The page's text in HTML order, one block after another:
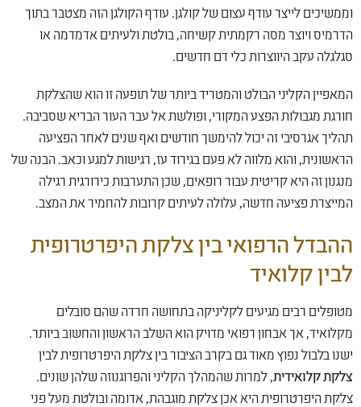
וממשיכים לייצר עודף עצום של קולגן. עודף הקולגן הזה מצטבר בתוך
הדרמיס ויוצר מסה רקמתית קשיחה, בולטת ולעיתים אדמדמה או
סגלגלה עקב היווצרות כלי דם חדשים.
המאפיין הקליני הבולט והמטריד ביותר של תופעה זו הוא שהצלקת
חורגת מגבולות הפצע המקורי, ופולשת אל עבר העור הבריא שסביבה.
תהליך אגרסיבי זה יכול להימשך חודשים ואף שנים לאחר הפציעה
הראשונית, והוא מלווה לא פעם בגירוד עז, רגישות למגע וכאב. הבנה של
מנגנון זה היא קריטית עבור רופאים, שכן התערבות כירורגית רגילה
המייצרת פציעה חדשה, עלולה לעיתים קרובות להחמיר את המצב.
ההבדל הרפואי בין צלקת היפרטרופית
לבין קלואיד
מטופלים רבים מגיעים לקליניקה בתחושה חרדה שהם סובלים
מקלואיד, אך אבחון רפואי מדויק הוא השלב הראשון והחשוב ביותר.
ישנו בלבול נפוץ מאוד גם בקרב הציבור בין צלקת היפרטרופית לבין
צלקת קלואידית, למרות שהמהלך הקליני והפרוגנוזה שלהן שונים.
צלקת היפרטרופית היא אכן צלקת מוגבהת, אדומה ובולטת מעל פני